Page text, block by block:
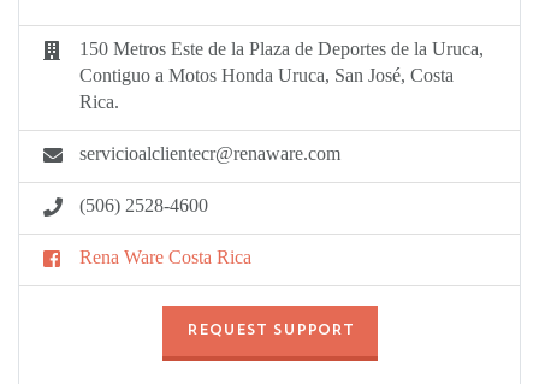
150 Metros Este de la Plaza de Deportes de la Uruca,
Contiguo a Motos Honda Uruca, San José, Costa
Rica.
servicioalclientecr@renaware.com
(506) 2528-4600
Rena Ware Costa Rica
REQUEST SUPPORT